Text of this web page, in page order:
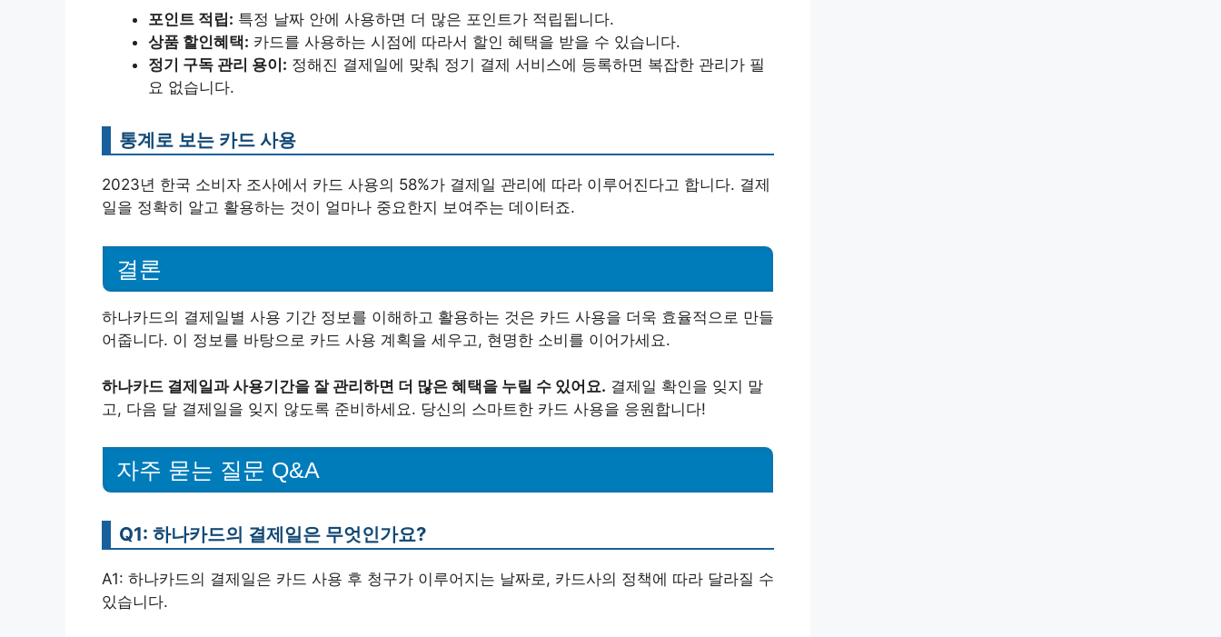
포인트 적립: 특정 날짜 안에 사용하면 더 많은 포인트가 적립됩니다.
상품 할인혜택: 카드를 사용하는 시점에 따라서 할인 혜택을 받을 수 있습니다.
정기 구독 관리 용이: 정해진 결제일에 맞춰 정기 결제 서비스에 등록하면 복잡한 관리가 필
요 없습니다.
통계로 보는 카드 사용
2023년 한국 소비자 조사에서 카드 사용의 58%가 결제일 관리에 따라 이루어진다고 합니다. 결제
일을 정확히 알고 활용하는 것이 얼마나 중요한지 보여주는 데이터죠.
결론
하나카드의 결제일별 사용 기간 정보를 이해하고 활용하는 것은 카드 사용을 더욱 효율적으로 만들
어줍니다. 이 정보를 바탕으로 카드 사용 계획을 세우고, 현명한 소비를 이어가세요.
하나카드 결제일과 사용기간을 잘 관리하면 더 많은 혜택을 누릴 수 있어요. 결제일 확인을 잊지 말
고, 다음 달 결제일을 잊지 않도록 준비하세요. 당신의 스마트한 카드 사용을 응원합니다!
자주 묻는 질문 Q&A
Q1: 하나카드의 결제일은 무엇인가요?
A1: 하나카드의 결제일은 카드 사용 후 청구가 이루어지는 날짜로, 카드사의 정책에 따라 달라질 수
있습니다.